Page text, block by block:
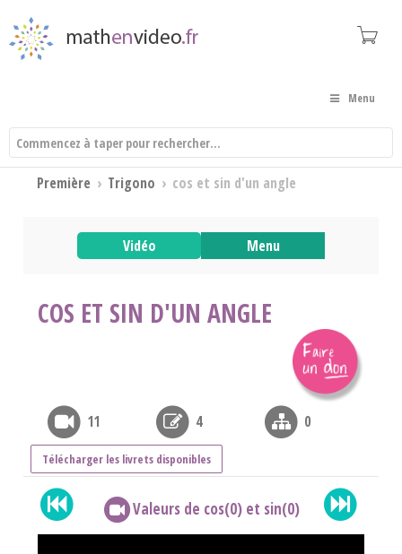
Menu
Première › Trigono › cos et sin d'un angle
Vidéo Menu
COS ET SIN D'UN ANGLE
11 4 0
Télécharger les livrets disponibles
Valeurs de cos(0) et sin(0)